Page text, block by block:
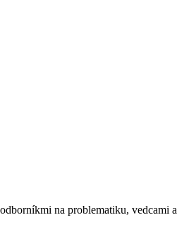
na problematiku,